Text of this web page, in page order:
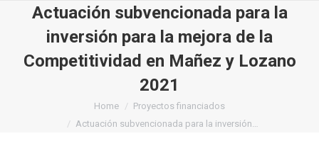
Actuación subvencionada para la
inversión para la mejora de la
Competitividad en Mañez y Lozano
2021
Home
Proyectos financiados
Actuación subvencionada para la inversión…